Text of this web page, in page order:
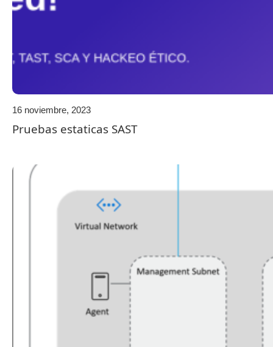
16 noviembre, 2023
Pruebas estaticas SAST